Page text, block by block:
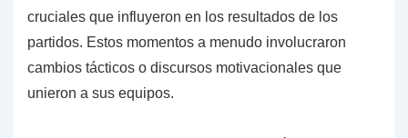
cruciales que influyeron en los resultados de los
partidos. Estos momentos a menudo involucraron
cambios tácticos o discursos motivacionales que
unieron a sus equipos.